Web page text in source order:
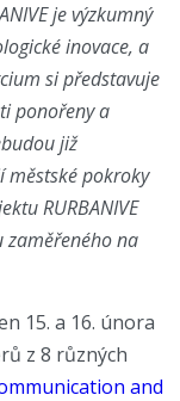
je výzkumný
inovace, a
si představuje
ponořeny a
již
městské pokroky
RURBANIVE
zaměřeného na
15. a 16. února
z 8 různých
and